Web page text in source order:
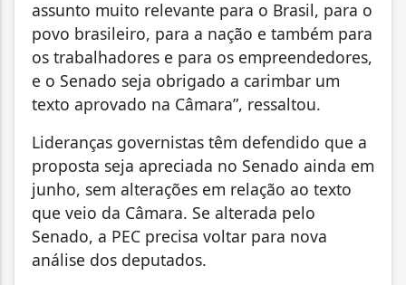
assunto muito relevante para o Brasil, para o
povo brasileiro, para a nação e também para
os trabalhadores e para os empreendedores,
e o Senado seja obrigado a carimbar um
texto aprovado na Câmara”, ressaltou.
Lideranças governistas têm defendido que a
proposta seja apreciada no Senado ainda em
junho, sem alterações em relação ao texto
que veio da Câmara. Se alterada pelo
Senado, a PEC precisa voltar para nova
análise dos deputados.